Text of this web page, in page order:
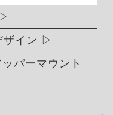
イン
パーマウント